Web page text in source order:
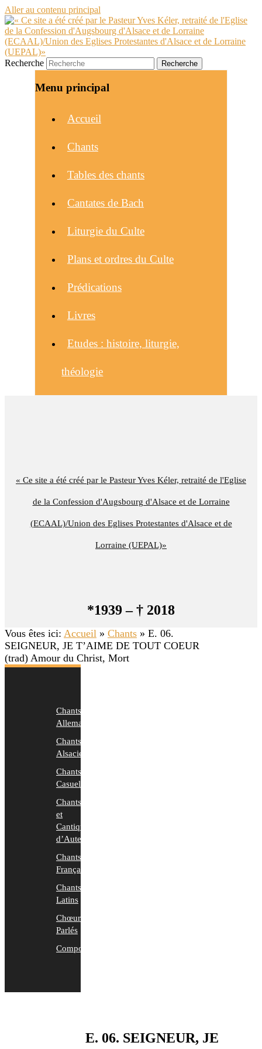
Aller au contenu principal
« Ce site a été créé par le Pasteur Yves Kéler, retraité de l'Eglise
de la Confession d'Augsbourg d'Alsace et de Lorraine
(ECAAL)/Union des Eglises Protestantes d'Alsace et de
Lorraine (UEPAL)»
*1939 – † 2018
Recherche
Menu principal
Accueil
Chants
Tables des chants
Cantates de Bach
Liturgie du Culte
Plans et ordres du Culte
Prédications
Livres
Etudes : histoire, liturgie,
théologie
E. 06. SEIGNEUR, JE
Vous êtes ici: Accueil » Chants » E. 06.
SEIGNEUR, JE T’AIME DE TOUT COEUR
(trad) Amour du Christ, Mort
Chants
Allemands
Chants
Alsaciens
Chants
Casuels
Chants
et
Cantiques
d’Auteurs
Chants
Français
Chants
Latins
Chœurs
Parlés
Compositions